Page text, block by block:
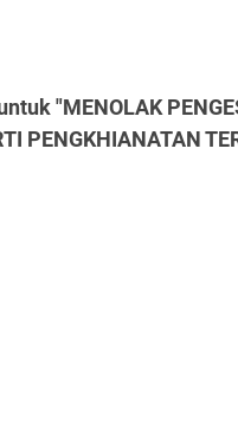
"MENOLAK
PENGKHIANATAN